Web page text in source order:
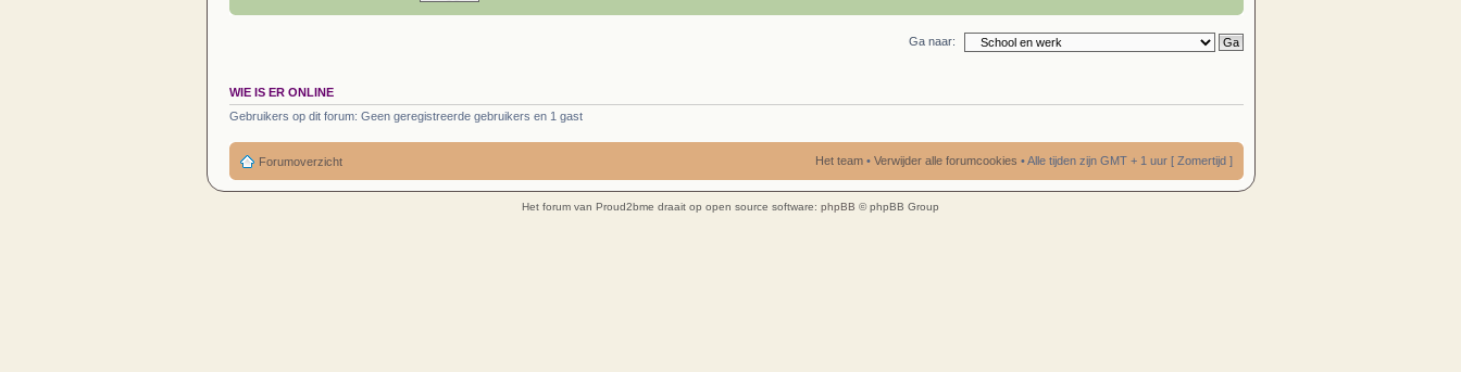
Ga naar:
WIE IS ER ONLINE
Gebruikers op dit forum: Geen geregistreerde gebruikers en 1 gast
Forumoverzicht Het team• Verwijder alle forumcookies • Alle tijden zijn GMT + 1 uur [ Zomertijd ]
Het forum van Proud2bme draait op open source software: phpBB © phpBB Group